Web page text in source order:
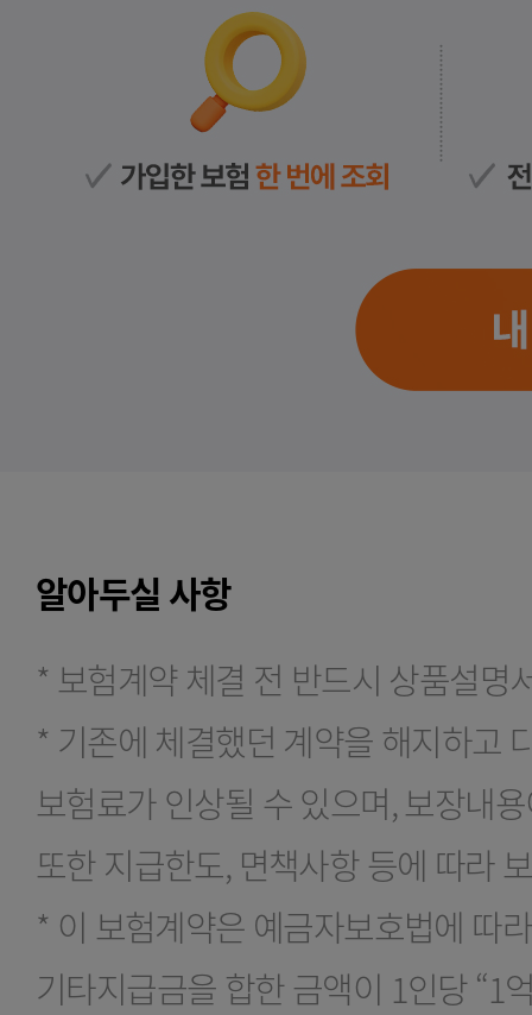
알아두실 사항
* 보험계약 체결 전 반드시 상품설명
* 기존에 체결했던 계약을 해지하고
보험료가 인상될 수 있으며, 보장내
또한 지급한도, 면책사항 등에 따라
* 이 보험계약은 예금자보호법에 따
기타지급금을 합한 금액이 1인당 “1